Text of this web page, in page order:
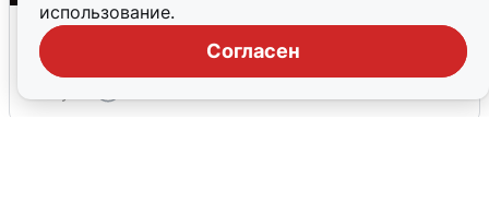
использование.
Согласен
Взрывы в Воронеже после сигнала
тревоги